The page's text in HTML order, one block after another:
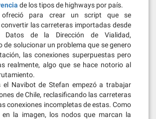
de los tipos de highways por país.
ofreció para crear un script que se
las carreteras importadas desde
de la Dirección de Vialidad,
de solucionar un problema que se genero
las conexiones superpuestas pero
realmente, algo que se hace notorio al
el Navibot de Stefan empezó a trabajar
de Chile, reclasificando las carreteras
conexiones incompletas de estas. Como
en la imagen, los nodos que marcan la